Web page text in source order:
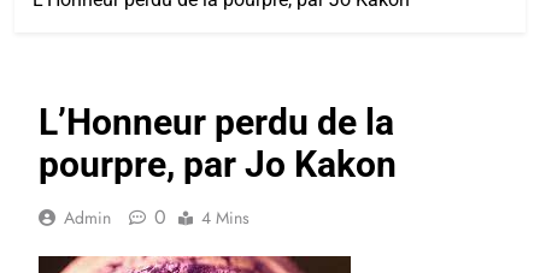
L’Honneur perdu de la
pourpre, par Jo Kakon
Admin 0 4 Mins